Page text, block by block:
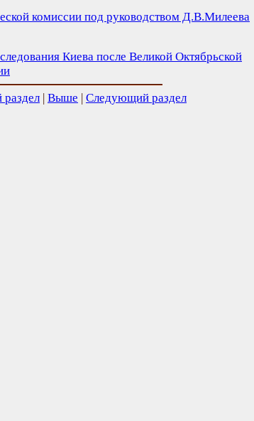
комиссии под руководством Д.В.Милеева
Киева после Великой Октябрьской
| Выше | Следующий раздел